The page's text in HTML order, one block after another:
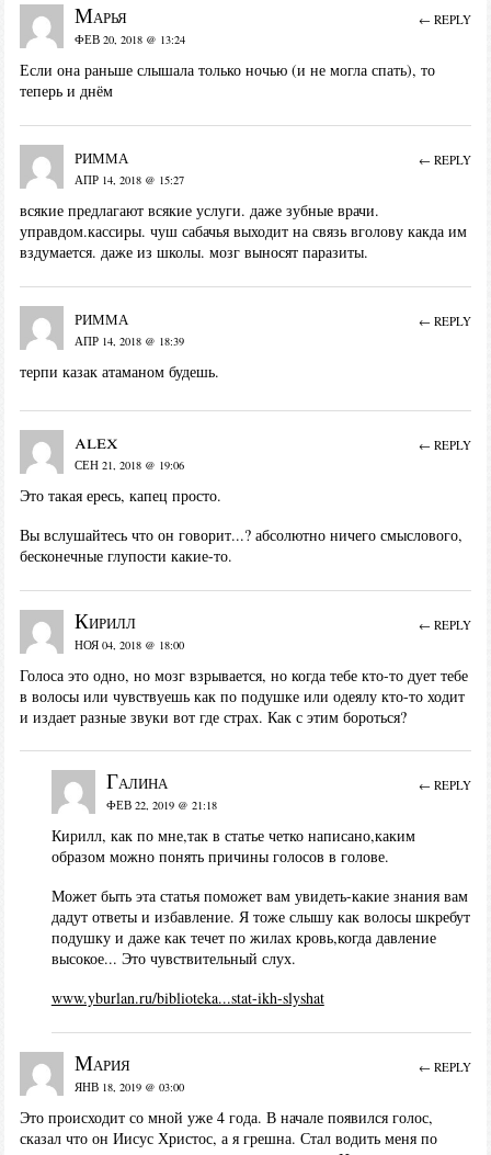
Марья
ФЕВ 20, 2018 @ 13:24
Если она раньше слышала только ночью (и не могла спать), то
теперь и днём
← REPLY
римма
АПР 14, 2018 @ 15:27
всякие предлагают всякие услуги. даже зубные врачи.
управдом.кассиры. чуш сабачья выходит на связь вголову какда им
вздумается. даже из школы. мозг выносят паразиты.
← REPLY
римма
АПР 14, 2018 @ 18:39
терпи казак атаманом будешь.
← REPLY
alex
СЕН 21, 2018 @ 19:06
Это такая ересь, капец просто.
Вы вслушайтесь что он говорит...? абсолютно ничего смыслового,
бесконечные глупости какие-то.
← REPLY
Кирилл
НОЯ 04, 2018 @ 18:00
Голоса это одно, но мозг взрывается, но когда тебе кто-то дует тебе
в волосы или чувствуешь как по подушке или одеялу кто-то ходит
и издает разные звуки вот где страх. Как с этим бороться?
← REPLY
Галина
ФЕВ 22, 2019 @ 21:18
Кирилл, как по мне,так в статье четко написано,каким
образом можно понять причины голосов в голове.
Может быть эта статья поможет вам увидеть-какие знания вам
дадут ответы и избавление. Я тоже слышу как волосы шкребут
подушку и даже как течет по жилах кровь,когда давление
высокое... Это чувствительный слух.
www.yburlan.ru/biblioteka...stat-ikh-slyshat
← REPLY
Мария
ЯНВ 18, 2019 @ 03:00
Это происходит со мной уже 4 года. В начале появился голос,
сказал что он Иисус Христос, а я грешна. Стал водить меня по
← REPLY